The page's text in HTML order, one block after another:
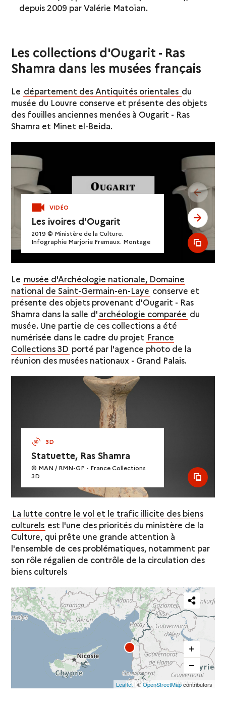
depuis 2009 par Valérie Matoïan.
Les collections d'Ougarit - Ras
Shamra dans les musées français
Le département des Antiquités orientales du
musée du Louvre conserve et présente des objets
des fouilles anciennes menées à Ougarit - Ras
Shamra et Minet el-Beida.
VIDÉO
Les ivoires d'Ougarit
2019 © Ministère de la Culture.
Infographie Marjorie Fremaux. Montage
see
see
see
Le musée d'Archéologie nationale, Domaine
national de Saint-Germain-en-Laye conserve et
présente des objets provenant d'Ougarit - Ras
Shamra dans la salle d'archéologie comparée du
musée. Une partie de ces collections a été
numérisée dans le cadre du projet France
Collections 3D porté par l'agence photo de la
réunion des musées nationaux - Grand Palais.
3D
Statuette, Ras Shamra
© MAN / RMN-GP - France Collections
3D
see
La lutte contre le vol et le trafic illicite des biens
culturels est l'une des priorités du ministère de la
Culture, qui prête une grande attention à
l'ensemble de ces problématiques, notamment par
son rôle régalien de contrôle de la circulation des
biens culturels
Partager
cette
carte
Leaflet| ©OpenStreetMapcontributors